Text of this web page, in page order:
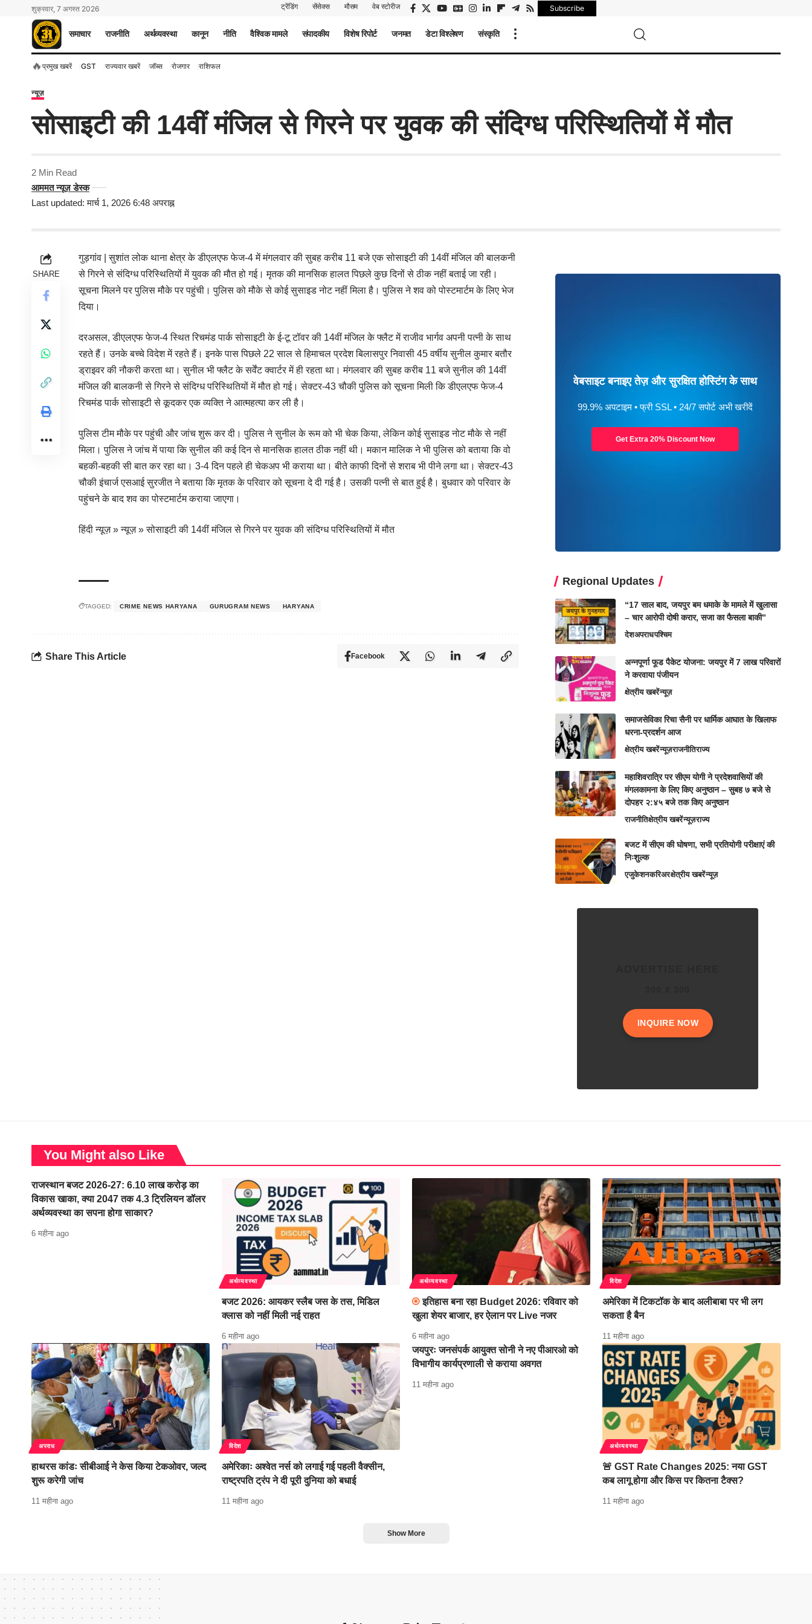
शुक्रवार, 7 अगस्त 2026 ट्रेंडिंग सेंसेक्स मौसम वेब स्टोरीज Subscribe
समाचार राजनीति अर्थव्यवस्था कानून नीति वैश्विक मामले संपादकीय विशेष रिपोर्ट जनमत डेटा विश्लेषण संस्कृति
🔥 प्रमुख खबरें GST राज्यवार खबरें जॉब्स रोजगार राशिफल
न्यूज़
सोसाइटी की 14वीं मंजिल से गिरने पर युवक की संदिग्ध परिस्थितियों में मौत
Last updated: मार्च 1, 2026 6:48 अपराह्न
आममत न्यूज़ डेस्क
2 Min Read
SHARE
गुड़गांव | सुशांत लोक थाना क्षेत्र के डीएलएफ फेज-4 में मंगलवार की सुबह करीब 11 बजे एक सोसाइटी की 14वीं मंजिल की बालकनी
से गिरने से संदिग्ध परिस्थितियों में युवक की मौत हो गई। मृतक की मानसिक हालत पिछले कुछ दिनों से ठीक नहीं बताई जा रही।
सूचना मिलने पर पुलिस मौके पर पहुंची। पुलिस को मौके से कोई सुसाइड नोट नहीं मिला है। पुलिस ने शव को पोस्टमार्टम के लिए भेज
दिया।
दरअसल, डीएलएफ फेज-4 स्थित रिचमंड पार्क सोसाइटी के ई-टू टॉवर की 14वीं मंजिल के फ्लैट में राजीव भार्गव अपनी पत्नी के साथ
रहते हैं। उनके बच्चे विदेश में रहते हैं। इनके पास पिछले 22 साल से हिमाचल प्रदेश बिलासपुर निवासी 45 वर्षीय सुनील कुमार बतौर
ड्राइवर की नौकरी करता था। सुनील भी फ्लैट के सर्वेंट क्वार्टर में ही रहता था। मंगलवार की सुबह करीब 11 बजे सुनील की 14वीं
मंजिल की बालकनी से गिरने से संदिग्ध परिस्थितियों में मौत हो गई। सेक्टर-43 चौकी पुलिस को सूचना मिली कि डीएलएफ फेज-4
रिचमंड पार्क सोसाइटी से कूदकर एक व्यक्ति ने आत्महत्या कर ली है।
पुलिस टीम मौके पर पहुंची और जांच शुरू कर दी। पुलिस ने सुनील के रूम को भी चेक किया, लेकिन कोई सुसाइड नोट मौके से नहीं
मिला। पुलिस ने जांच में पाया कि सुनील की कई दिन से मानसिक हालत ठीक नहीं थी। मकान मालिक ने भी पुलिस को बताया कि वो
बहकी-बहकी सी बात कर रहा था। 3-4 दिन पहले ही चेकअप भी कराया था। बीते काफी दिनों से शराब भी पीने लगा था। सेक्टर-43
चौकी इंचार्ज एसआई सुरजीत ने बताया कि मृतक के परिवार को सूचना दे दी गई है। उसकी पत्नी से बात हुई है। बुधवार को परिवार के
पहुंचने के बाद शव का पोस्टमार्टम कराया जाएगा।
हिंदी न्यूज़»न्यूज़»सोसाइटी की 14वीं मंजिल से गिरने पर युवक की संदिग्ध परिस्थितियों में मौत
TAGGED: CRIME NEWS HARYANA GURUGRAM NEWS HARYANA
Share This Article Facebook
वेबसाइट बनाइए तेज़ और सुरक्षित होस्टिंग के साथ
99.9% अपटाइम • फ्री SSL • 24/7 सपोर्ट अभी खरीदें
Get Extra 20% Discount Now
Regional Updates
“17 साल बाद, जयपुर बम धमाके के मामले में खुलासा
– चार आरोपी दोषी करार, सजा का फैसला बाकी”
देशअपराधपश्चिम
अन्नपूर्णा फूड पैकेट योजना: जयपुर में 7 लाख परिवारों
ने करवाया पंजीयन
क्षेत्रीय खबरेंन्यूज़
समाजसेविका रिचा सैनी पर धार्मिक आघात के खिलाफ
धरना-प्रदर्शन आज
क्षेत्रीय खबरेंन्यूज़राजनीतिराज्य
महाशिवरात्रि पर सीएम योगी ने प्रदेशवासियों की
मंगलकामना के लिए किए अनुष्ठान – सुबह ७ बजे से
दोपहर २:४५ बजे तक किए अनुष्ठान
राजनीतिक्षेत्रीय खबरेंन्यूज़राज्य
बजट में सीएम की घोषणा, सभी प्रतियोगी परीक्षाएं की
निःशुल्क
एजुकेशनकरिअरक्षेत्रीय खबरेंन्यूज़
INQUIRE NOW
You Might also Like
राजस्थान बजट 2026-27: 6.10 लाख करोड़ का
विकास खाका, क्या 2047 तक 4.3 ट्रिलियन डॉलर
अर्थव्यवस्था का सपना होगा साकार?
6 महीना ago
अर्थव्यवस्था
बजट 2026: आयकर स्लैब जस के तस, मिडिल
क्लास को नहीं मिली नई राहत
6 महीना ago
अर्थव्यवस्था
इतिहास बना रहा Budget 2026: रविवार को
खुला शेयर बाजार, हर ऐलान पर Live नजर
6 महीना ago
विदेश
अमेरिका में टिकटॉक के बाद अलीबाबा पर भी लग
सकता है बैन
11 महीना ago
अपराध
हाथरस कांडः सीबीआई ने केस किया टेकओवर, जल्द
शुरू करेगी जांच
11 महीना ago
विदेश
अमेरिकाः अश्वेत नर्स को लगाई गई पहली वैक्सीन,
राष्ट्रपति ट्रंप ने दी पूरी दुनिया को बधाई
11 महीना ago
जयपुरः जनसंपर्क आयुक्त सोनी ने नए पीआरओ को
विभागीय कार्यप्रणाली से कराया अवगत
11 महीना ago
अर्थव्यवस्था
🚨 GST Rate Changes 2025: नया GST
कब लागू होगा और किस पर कितना टैक्स?
11 महीना ago
Show More